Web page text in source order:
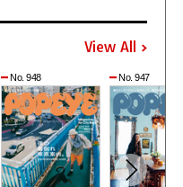
View All
No. 948 No. 947